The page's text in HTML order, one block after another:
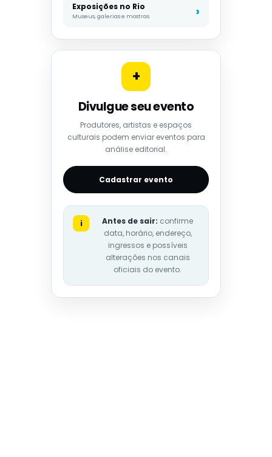
Exposições no Rio
Museus, galerias e mostras
+
Divulgue seu evento
Produtores, artistas e espaços
culturais podem enviar eventos para
análise editorial.
Cadastrar evento
i Antes de sair: confirme
data, horário, endereço,
ingressos e possíveis
alterações nos canais
oficiais do evento.